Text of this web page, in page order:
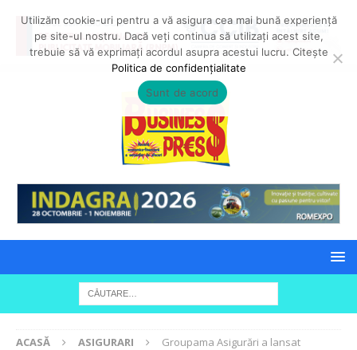
ACASĂ ASIGURARI
Groupama Asigurări a lansat
Utilizăm cookie-uri pentru a vă asigura cea mai bună experiență
pe site-ul nostru. Dacă veți continua să utilizați acest site,
trebuie să vă exprimați acordul asupra acestui lucru. Citește
Politica de confidențialitate
Sunt de acord